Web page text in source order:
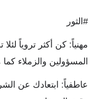
#الثور
مهنياً: كن أكثر تروياً
المسؤولين والزملاء
عاطفياً: ابتعادك عن